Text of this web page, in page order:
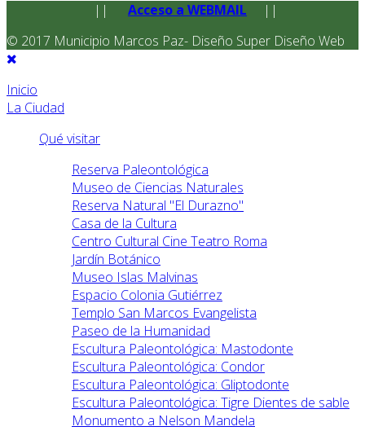
|| Acceso a WEBMAIL
||
© 2017 Municipio Marcos Paz- Diseño Super Diseño Web
Inicio
La Ciudad
Qué visitar
Reserva Paleontológica
Museo de Ciencias Naturales
Reserva Natural "El Durazno"
Casa de la Cultura
Centro Cultural Cine Teatro Roma
Jardín Botánico
Museo Islas Malvinas
Espacio Colonia Gutiérrez
Templo San Marcos Evangelista
Paseo de la Humanidad
Escultura Paleontológica: Mastodonte
Escultura Paleontológica: Condor
Escultura Paleontológica: Gliptodonte
Escultura Paleontológica: Tigre Dientes de sable
Monumento a Nelson Mandela